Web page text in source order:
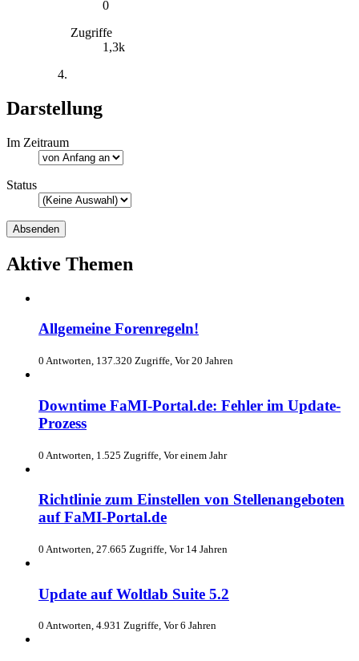
0
Zugriffe
1,3k
Darstellung
Im Zeitraum
Status
Aktive Themen
Allgemeine Forenregeln!
0 Antworten, 137.320 Zugriffe, Vor 20 Jahren
Downtime FaMI-Portal.de: Fehler im Update-
Prozess
0 Antworten, 1.525 Zugriffe, Vor einem Jahr
Richtlinie zum Einstellen von Stellenangeboten
auf FaMI-Portal.de
0 Antworten, 27.665 Zugriffe, Vor 14 Jahren
Update auf Woltlab Suite 5.2
0 Antworten, 4.931 Zugriffe, Vor 6 Jahren